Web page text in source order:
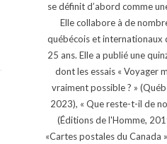
se définit d’abord comme
Elle collabore à de
québécois et internationaux
25 ans. Elle a publié une
dont les essais « Voyager
vraiment possible ? »
2023), « Que reste-t-il de
(Éditions de l'Homme,
«Cartes postales du Canada